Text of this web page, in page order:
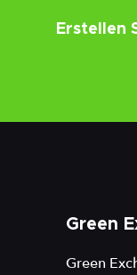
Erstellen
Green
Green